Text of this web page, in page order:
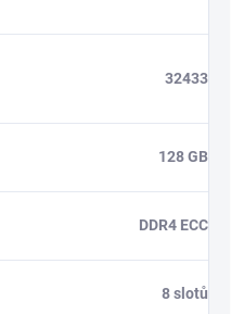
32433
128 GB
DDR4 ECC
8 slotů